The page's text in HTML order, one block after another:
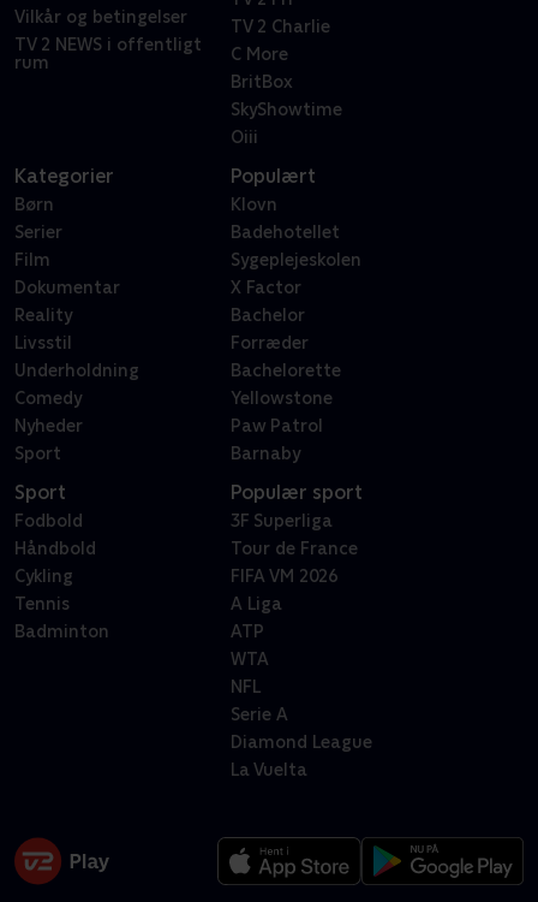
Vilkår og betingelser
TV 2 NEWS i offentligt
rum
TV 2 Charlie
C More
BritBox
SkyShowtime
Oiii
Kategorier
Børn
Serier
Film
Dokumentar
Reality
Livsstil
Underholdning
Comedy
Nyheder
Sport
Populært
Klovn
Badehotellet
Sygeplejeskolen
X Factor
Bachelor
Forræder
Bachelorette
Yellowstone
Paw Patrol
Barnaby
Sport
Fodbold
Håndbold
Cykling
Tennis
Badminton
Populær sport
3F Superliga
Tour de France
FIFA VM 2026
A Liga
ATP
WTA
NFL
Serie A
Diamond League
La Vuelta